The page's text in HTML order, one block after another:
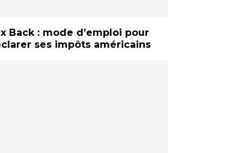
Back : mode d’emploi pour
ses impôts américains